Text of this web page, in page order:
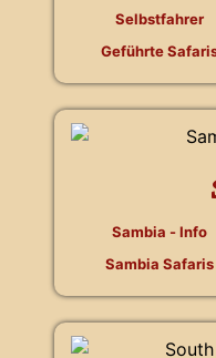
Selbstfahrer
Geführte
Sambia - Info
Sambia Safaris